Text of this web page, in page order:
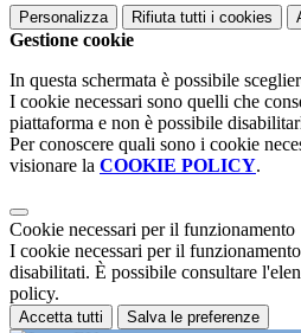
Personalizza Rifiuta tutti i cookies
Gestione cookie
In questa schermata è possibile
I cookie necessari sono quelli che
piattaforma e non è possibile
Per conoscere quali sono i cookie
visionare la COOKIE POLICY.
Cookie necessari per il funzionamento
I cookie necessari per il
disabilitati. È possibile consultare
policy.
Accetta tutti Salva le preferenze